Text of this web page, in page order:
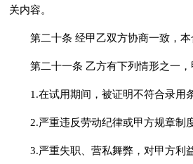
关内容。
第二十条 经甲乙双方协商一致，本
第二十一条 乙方有下列情形之一，
1.在试用期间，被证明不符合录用
2.严重违反劳动纪律或甲方规章制
3.严重失职、营私舞弊，对甲方利